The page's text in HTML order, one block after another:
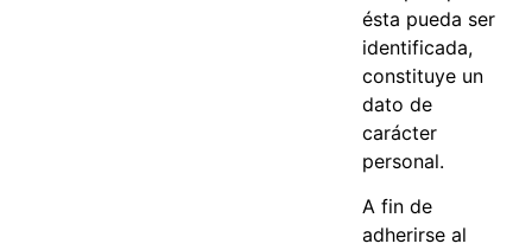
ésta pueda ser
identificada,
constituye un
dato de
carácter
personal.
A fin de
adherirse al